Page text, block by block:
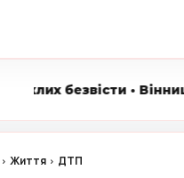
LIVE стежить
Життя ДТП